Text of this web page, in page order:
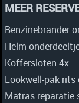
MEER
Benzinebrander
Helm
Koffersloten 4x
Lookwell-pak rits
Matras reparatie